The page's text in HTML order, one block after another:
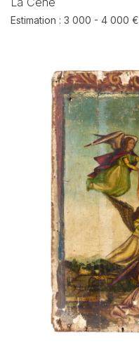
Estimation : 3 000 - 4 000 €